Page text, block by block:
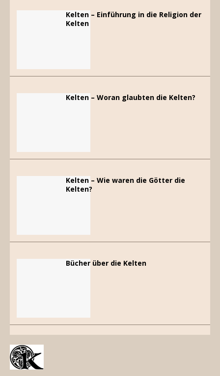
Kelten – Einführung in die Religion der
Kelten
Kelten – Woran glaubten die Kelten?
Kelten – Wie waren die Götter die
Kelten?
Bücher über die Kelten